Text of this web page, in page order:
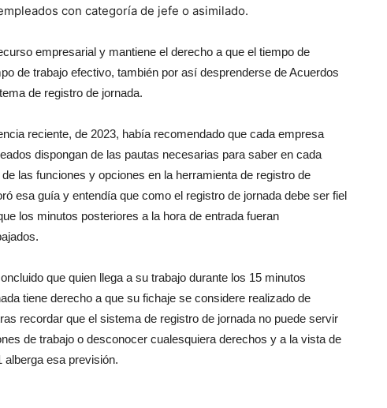
con categoría de jefe o asimilado.
empresarial y mantiene el derecho a que el tiempo de
de trabajo efectivo, también por así desprenderse de Acuerdos
de registro de jornada.
reciente, de 2023, había recomendado que cada empresa
dispongan de las pautas necesarias para saber en cada
las funciones y opciones en la herramienta de registro de
esa guía y entendía que como el registro de jornada debe ser fiel
los minutos posteriores a la hora de entrada fueran
que quien llega a su trabajo durante los 15 minutos
tiene derecho a que su fichaje se considere realizado de
recordar que el sistema de registro de jornada no puede servir
de trabajo o desconocer cualesquiera derechos y a la vista de
alberga esa previsión.